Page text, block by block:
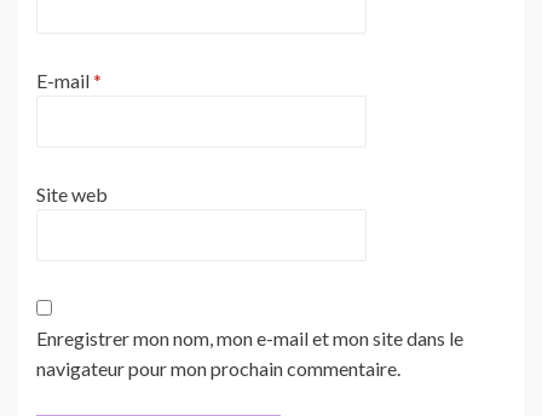
E-mail*
Site web
Enregistrer mon nom, mon e-mail et mon site dans le
navigateur pour mon prochain commentaire.